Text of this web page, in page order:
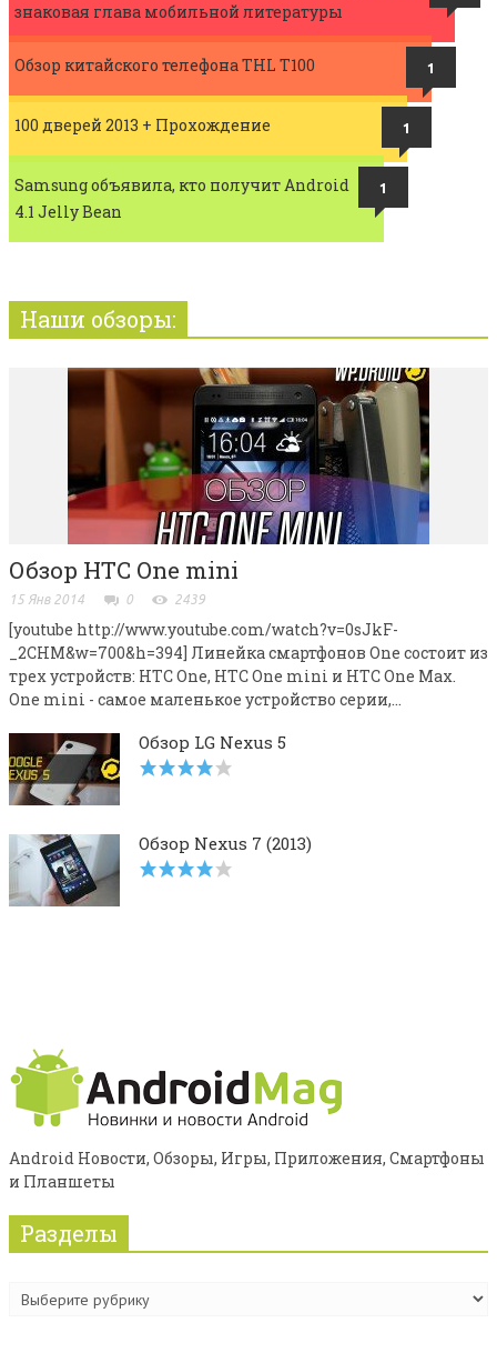
знаковая глава мобильной литературы
Обзор китайского телефона THL T100 1
100 дверей 2013 + Прохождение 1
Samsung объявила, кто получит Android
4.1 Jelly Bean
1
Наши обзоры:
Обзор HTC One mini
15 Янв 2014 0 2439
[youtube http://www.youtube.com/watch?v=0sJkF-
_2CHM&w=700&h=394] Линейка смартфонов One состоит из
трех устройств: HTC One, HTC One mini и HTC One Max.
One mini - самое маленькое устройство серии,...
Обзор LG Nexus 5
Обзор Nexus 7 (2013)
Android Новости, Обзоры, Игры, Приложения, Смартфоны
и Планшеты
Разделы